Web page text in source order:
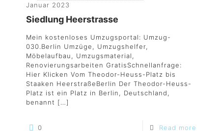
Januar 2023
Siedlung Heerstrasse
Mein kostenloses Umzugsportal: Umzug-
030.Berlin Umzüge, Umzugshelfer,
Möbelaufbau, Umzugsmaterial,
Renovierungsarbeiten GratisSchnellanfrage:
Hier Klicken Vom Theodor-Heuss-Platz bis
Staaken HeerstraßeBerlin Der Theodor-Heuss-
Platz ist ein Platz in Berlin, Deutschland,
benannt […]
0 Read more